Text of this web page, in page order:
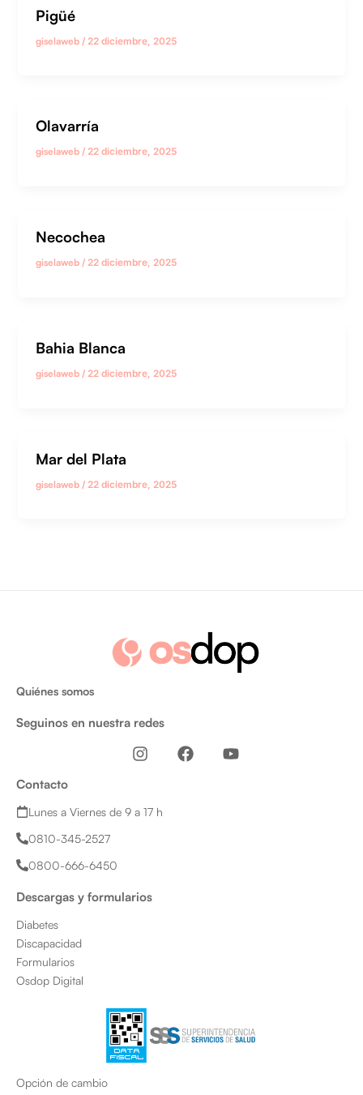
Pigüé
giselaweb / 22 diciembre, 2025
Olavarría
giselaweb/ 22 diciembre, 2025
Necochea
giselaweb/ 22 diciembre, 2025
Bahia Blanca
giselaweb / 22 diciembre, 2025
Mar del Plata
giselaweb / 22 diciembre, 2025
Quiénes somos
Seguinos en nuestra redes
I
n
a
F
a
Y
o
Contacto
Lunes a Viernes de 9 a 17 h
0810-345-2527
0800-666-6450
Descargas y formularios
Diabetes
Discapacidad
Formularios
Osdop Digital
Opción de cambio